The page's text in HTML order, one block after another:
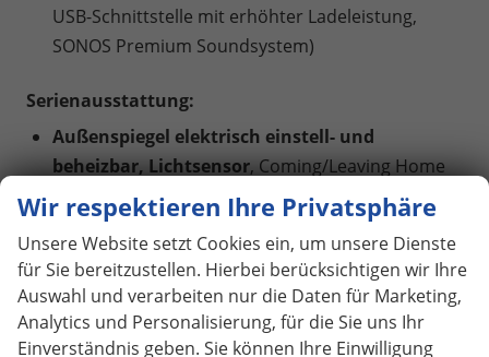
USB-Schnittstelle mit erhöhter Ladeleistung,
SONOS Premium Soundsystem)
Serienausstattung:
Außenspiegel elektrisch einstell- und
beheizbar, Lichtsensor, Coming/Leaving Home
Funktion, Ladekantenschutz in Kunststoff, LED-
Tagfahrlicht, Dachhimmel Stoff, Mittelarmlehne
vorn, Airbag für Fahrer und Beifahrer,
Seitenairbag vorn mit Kopfairbag,
Beifahrerairbag-Deaktivierung, Rücksitzbank
plus(die Rücksitzlehne ist im Verhältnis 40:20:40
Wir respektieren Ihre Privatsphäre
Unsere Website setzt Cookies ein, um unsere Dienste
für Sie bereitzustellen. Hierbei berücksichtigen wir Ihre
Auswahl und verarbeiten nur die Daten für Marketing,
Analytics und Personalisierung, für die Sie uns Ihr
Einverständnis geben. Sie können Ihre Einwilligung